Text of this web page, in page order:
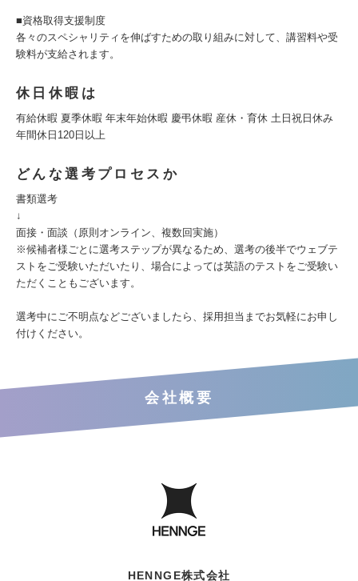
■資格取得支援制度
各々のスペシャリティを伸ばすための取り組みに対して、講習料や受
験料が支給されます。
休日休暇は
有給休暇 夏季休暇 年末年始休暇 慶弔休暇 産休・育休 土日祝日休み
年間休日120日以上
どんな選考プロセスか
書類選考
↓
面接・面談（原則オンライン、複数回実施）
※候補者様ごとに選考ステップが異なるため、選考の後半でウェブテ
ストをご受験いただいたり、場合によっては英語のテストをご受験い
ただくこともございます。
選考中にご不明点などございましたら、採用担当までお気軽にお申し
付けください。
会社概要
HENNGE株式会社